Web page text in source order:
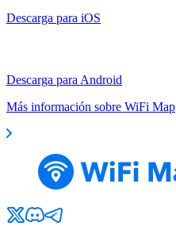
Descarga para iOS
Descarga para Android
Más información sobre WiFi Map